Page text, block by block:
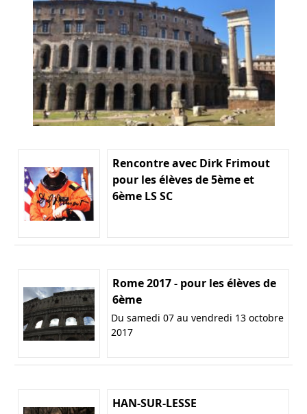
Rencontre avec Dirk Frimout
pour les élèves de 5ème et
6ème LS SC
Rome 2017 - pour les élèves de
6ème
Du samedi 07 au vendredi 13 octobre
2017
HAN-SUR-LESSE